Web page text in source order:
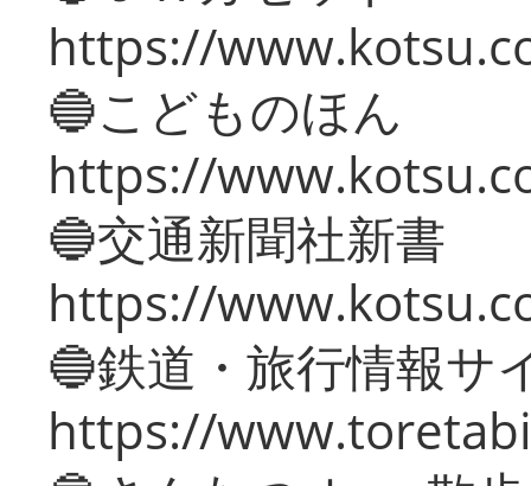
https://
🔵こどものほん
https://
🔵交通新聞社新書
https://
🔵鉄道・旅行情報サ
https://